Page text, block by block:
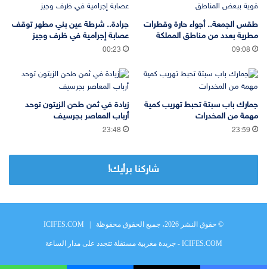
طقس الجمعة.. أجواء حارة وقطرات
مطرية بعدد من مناطق المملكة
09:08
جرادة.. شرطة عين بني مطهر توقف
عصابة إجرامية في ظرف وجيز
00:23
جمارك باب سبتة تحبط تهريب كمية
مهمة من المخدرات
23:59
زيادة في ثمن طحن الزيتون توحد
أرباب المعاصر بجرسيف
23:48
شاركنا برأيك!
© حقوق النشر 2026، جميع الحقوق محفوظة | ICIFES.COM
ICIFES.COM - جريدة مغربية مستقلة تتجدد على مدار الساعة